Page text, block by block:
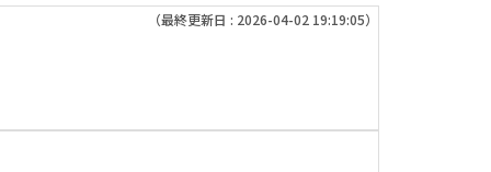
（最終更新日 : 2026-04-02 19:19:05）